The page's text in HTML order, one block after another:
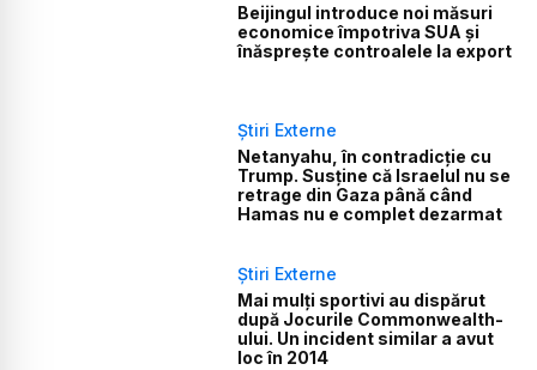
Beijingul introduce noi măsuri
economice împotriva SUA și
înăsprește controalele la export
Știri Externe
Netanyahu, în contradicție cu
Trump. Susține că Israelul nu se
retrage din Gaza până când
Hamas nu e complet dezarmat
Știri Externe
Mai mulți sportivi au dispărut
după Jocurile Commonwealth-
ului. Un incident similar a avut
loc în 2014